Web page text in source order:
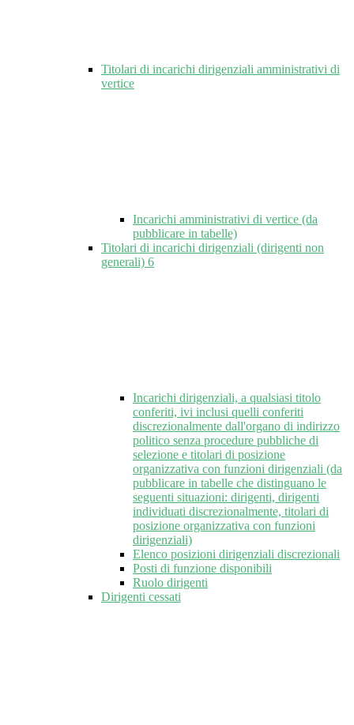
Titolari di incarichi dirigenziali amministrativi di
vertice
Incarichi amministrativi di vertice (da
pubblicare in tabelle)
Titolari di incarichi dirigenziali (dirigenti non
generali) 6
Incarichi dirigenziali, a qualsiasi titolo
conferiti, ivi inclusi quelli conferiti
discrezionalmente dall'organo di indirizzo
politico senza procedure pubbliche di
selezione e titolari di posizione
organizzativa con funzioni dirigenziali (da
pubblicare in tabelle che distinguano le
seguenti situazioni: dirigenti, dirigenti
individuati discrezionalmente, titolari di
posizione organizzativa con funzioni
dirigenziali)
Elenco posizioni dirigenziali discrezionali
Posti di funzione disponibili
Ruolo dirigenti
Dirigenti cessati